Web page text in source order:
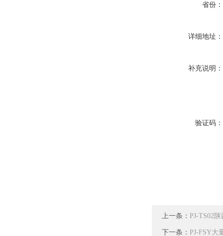
省份：
详细地址：
补充说明：
验证码：
上一条： PJ-TS02
下一条： PJ-FSY大